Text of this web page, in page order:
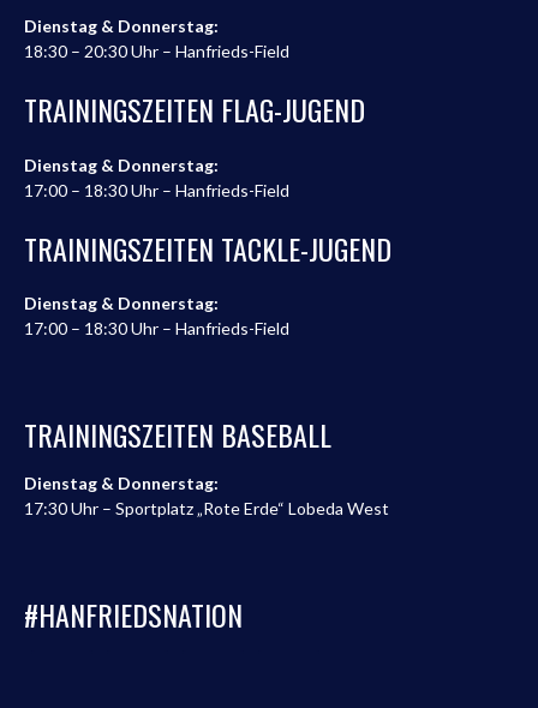
Dienstag & Donnerstag:
18:30 – 20:30 Uhr – Hanfrieds-Field
TRAININGSZEITEN FLAG-JUGEND
Dienstag & Donnerstag:
17:00 – 18:30 Uhr – Hanfrieds-Field
TRAININGSZEITEN TACKLE-JUGEND
Dienstag & Donnerstag:
17:00 – 18:30 Uhr – Hanfrieds-Field
TRAININGSZEITEN BASEBALL
Dienstag & Donnerstag:
17:30 Uhr – Sportplatz „Rote Erde“ Lobeda West
#HANFRIEDSNATION